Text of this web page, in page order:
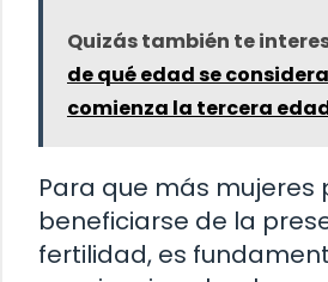
Quizás también te
de qué edad se
comienza la tercera
Para que más mujeres
beneficiarse de la
fertilidad, es